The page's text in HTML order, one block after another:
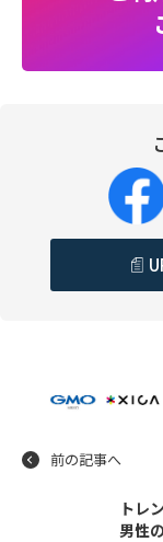
前の記事へ
トレ
男性